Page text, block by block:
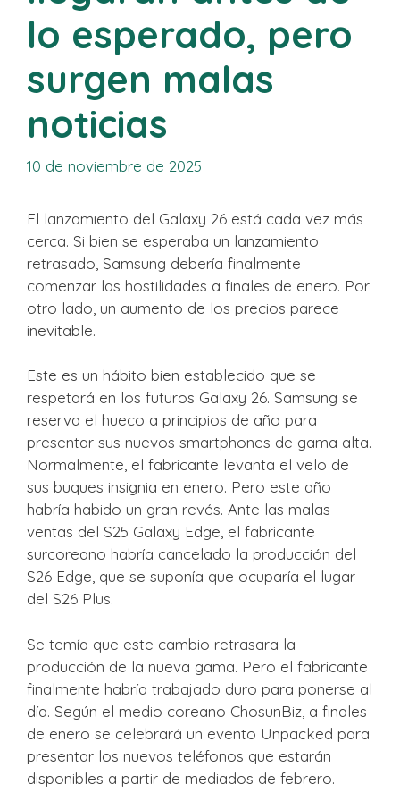
lo esperado, pero
surgen malas
noticias
10 de noviembre de 2025
El lanzamiento del Galaxy 26 está cada vez más
cerca. Si bien se esperaba un lanzamiento
retrasado, Samsung debería finalmente
comenzar las hostilidades a finales de enero. Por
otro lado, un aumento de los precios parece
inevitable.
Este es un hábito bien establecido que se
respetará en los futuros Galaxy 26. Samsung se
reserva el hueco a principios de año para
presentar sus nuevos smartphones de gama alta.
Normalmente, el fabricante levanta el velo de
sus buques insignia en enero. Pero este año
habría habido un gran revés. Ante las malas
ventas del S25 Galaxy Edge, el fabricante
surcoreano habría cancelado la producción del
S26 Edge, que se suponía que ocuparía el lugar
del S26 Plus.
Se temía que este cambio retrasara la
producción de la nueva gama. Pero el fabricante
finalmente habría trabajado duro para ponerse al
día. Según el medio coreano ChosunBiz, a finales
de enero se celebrará un evento Unpacked para
presentar los nuevos teléfonos que estarán
disponibles a partir de mediados de febrero.